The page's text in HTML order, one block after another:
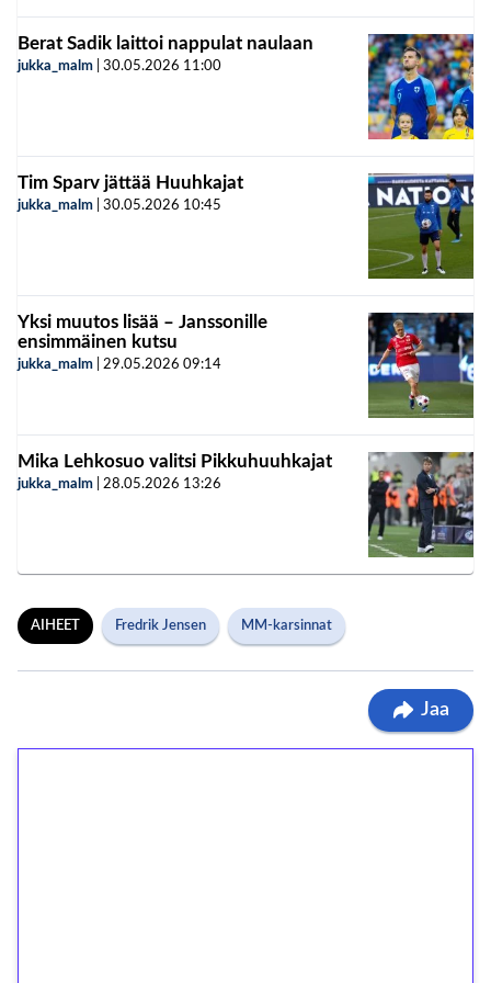
Berat Sadik laittoi nappulat naulaan
jukka_malm 30.05.2026 11:00
Tim Sparv jättää Huuhkajat
jukka_malm 30.05.2026 10:45
Yksi muutos lisää – Janssonille
ensimmäinen kutsu
jukka_malm 29.05.2026 09:14
Mika Lehkosuo valitsi Pikkuhuuhkajat
jukka_malm 28.05.2026 13:26
AIHEET Fredrik Jensen MM-karsinnat
Jaa